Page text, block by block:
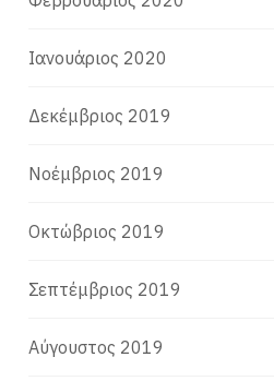
Ιανουάριος 2020
Δεκέμβριος 2019
Νοέμβριος 2019
Οκτώβριος 2019
Σεπτέμβριος 2019
Αύγουστος 2019